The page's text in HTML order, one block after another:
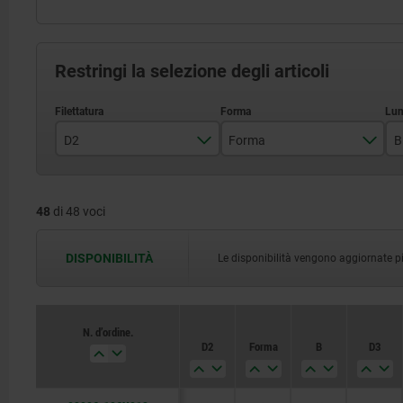
Restringi la selezione degli articoli
D2
M8
Forma B
48 di 48 voci
DISPONIBILITÀ Le disponibilità vengono aggiornate
N. d’ordine.
D2
Forma B D3